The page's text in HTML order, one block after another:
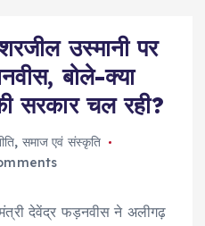
उस्मानी पर
बोले-क्या
सरकार चल रही?
, समाज एवं संस्कृति
देवेंद्र फड़नवीस ने अलीगढ़